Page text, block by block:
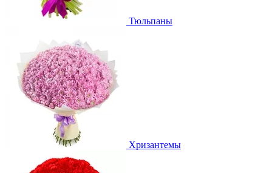
Тюльпаны
Хризантемы